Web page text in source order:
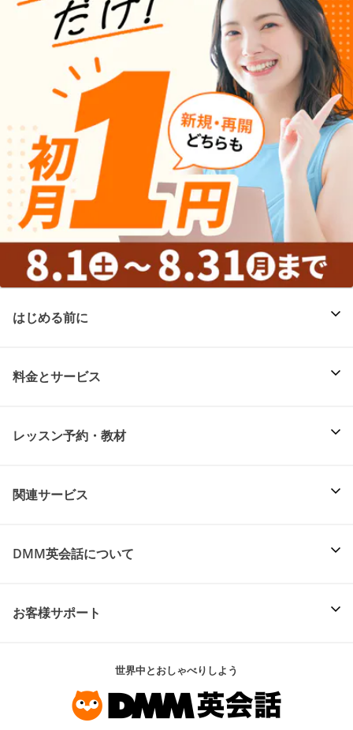
はじめる前に
料金とサービス
レッスン予約・教材
関連サービス
DMM英会話について
お客様サポート
世界中とおしゃべりしよう